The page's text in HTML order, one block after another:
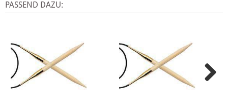
PASSEND DAZU: